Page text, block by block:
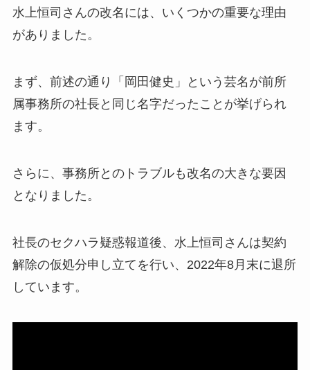
水上恒司さんの改名には、いくつかの重要な理由
がありました。
まず、前述の通り「岡田健史」という芸名が前所
属事務所の社長と同じ名字だったことが挙げられ
ます。
さらに、事務所とのトラブルも改名の大きな要因
となりました。
社長のセクハラ疑惑報道後、水上恒司さんは契約
解除の仮処分申し立てを行い、2022年8月末に退所
しています。